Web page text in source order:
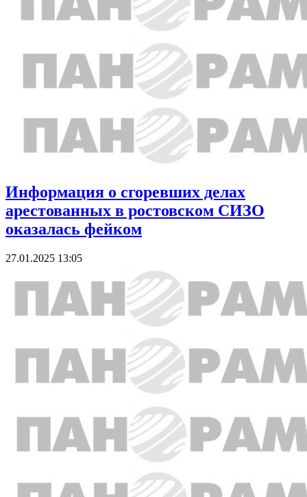
Информация о сгоревших делах
арестованных в ростовском СИЗО
оказалась фейком
27.01.2025 13:05